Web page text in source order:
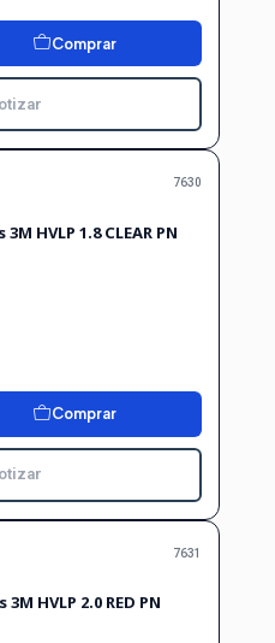
Comprar
7630
HVLP 1.8 CLEAR PN
Comprar
7631
HVLP 2.0 RED PN